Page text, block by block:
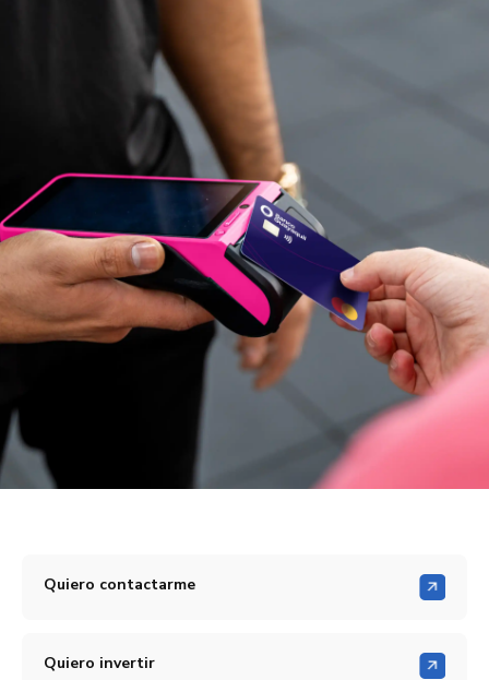
Quiero contactarme
Quiero invertir